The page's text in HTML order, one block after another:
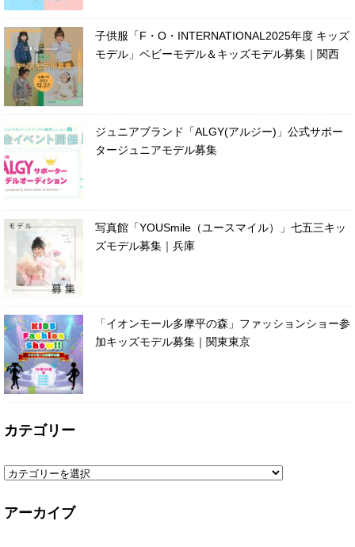
子供服「F・O・INTERNATIONAL2025年度 キッズ
モデル」ベビーモデル＆キッズモデル募集｜関西
ジュニアブランド「ALGY(アルジー)」公式サポー
タージュニアモデル募集
写真館「YOUSmile（ユースマイル）」七五三キッ
ズモデル募集｜兵庫
「イオンモール多摩平の森」ファッションショー参
加キッズモデル募集｜関東東京
カテゴリー
アーカイブ